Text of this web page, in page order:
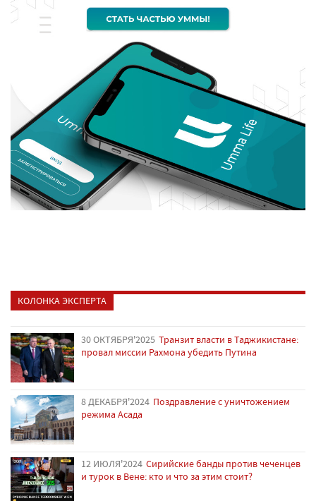
КОЛОНКА ЭКСПЕРТА
30 ОКТЯБРЯ'2025 Транзит власти в Таджикистане:
провал миссии Рахмона убедить Путина
8 ДЕКАБРЯ'2024 Поздравление с уничтожением
режима Асада
12 ИЮЛЯ'2024 Сирийские банды против чеченцев
и турок в Вене: кто и что за этим стоит?